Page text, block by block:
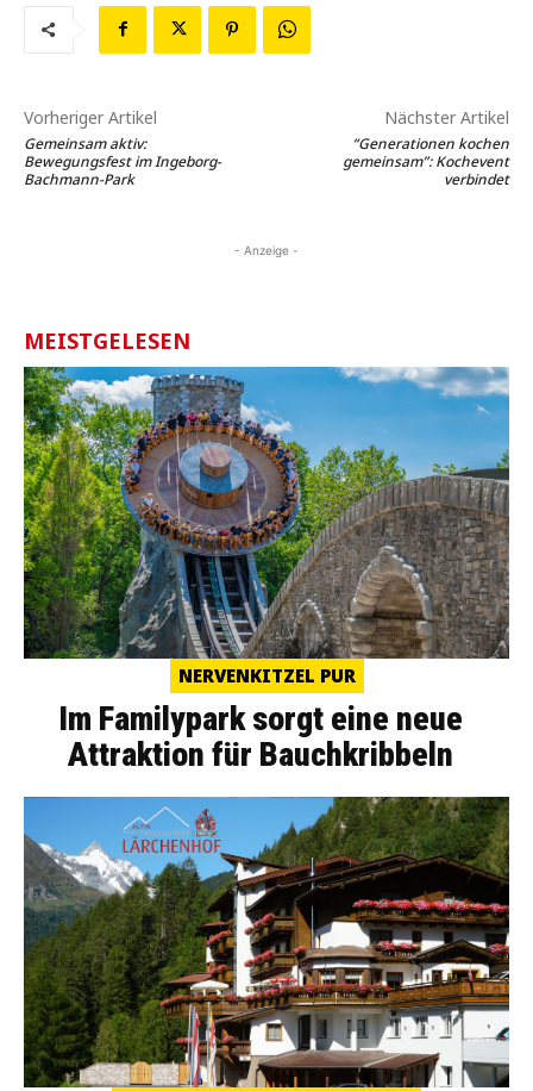
Vorheriger Artikel
Gemeinsam aktiv:
Bewegungsfest im Ingeborg-
Bachmann-Park
Nächster Artikel
“Generationen kochen
gemeinsam”: Kochevent
verbindet
- Anzeige -
MEISTGELESEN
NERVENKITZEL PUR
Im Familypark sorgt eine neue
Attraktion für Bauchkribbeln